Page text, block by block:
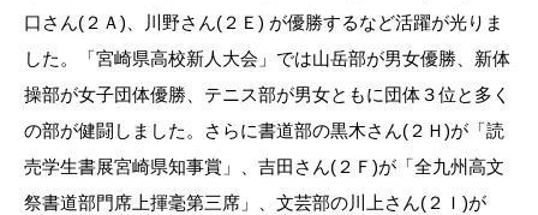
口さん(２Ａ)、川野さん(２Ｅ) が優勝するなど活躍が光りま
した。「宮崎県高校新人大会」では山岳部が男女優勝、新体
操部が女子団体優勝、テニス部が男女ともに団体３位と多く
の部が健闘しました。さらに書道部の黒木さん(２Ｈ)が「読
売学生書展宮崎県知事賞」、吉田さん(２Ｆ)が「全九州高文
祭書道部門席上揮毫第三席」、文芸部の川上さん(２Ｉ)が